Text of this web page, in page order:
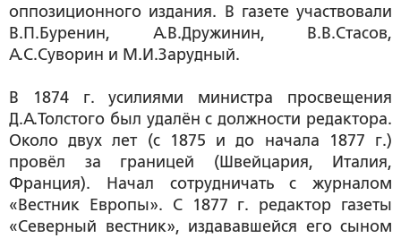
оппозиционного издания. В газете участвовали
В.П.Буренин, А.В.Дружинин, В.В.Стасов,
А.С.Суворин и М.И.Зарудный.
В 1874 г. усилиями министра просвещения
Д.А.Толстого был удалён с должности редактора.
Около двух лет (с 1875 и до начала 1877 г.)
провёл за границей (Швейцария, Италия,
Франция). Начал сотрудничать с журналом
«Вестник Европы». С 1877 г. редактор газеты
«Северный вестник», издававшейся его сыном